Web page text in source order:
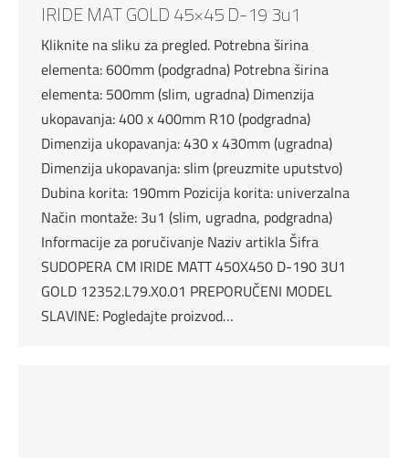
IRIDE MAT GOLD 45×45 D-19 3u1
Kliknite na sliku za pregled. Potrebna širina
elementa: 600mm (podgradna) Potrebna širina
elementa: 500mm (slim, ugradna) Dimenzija
ukopavanja: 400 x 400mm R10 (podgradna)
Dimenzija ukopavanja: 430 x 430mm (ugradna)
Dimenzija ukopavanja: slim (preuzmite uputstvo)
Dubina korita: 190mm Pozicija korita: univerzalna
Način montaže: 3u1 (slim, ugradna, podgradna)
Informacije za poručivanje Naziv artikla Šifra
SUDOPERA CM IRIDE MATT 450X450 D-190 3U1
GOLD 12352.L79.X0.01 PREPORUČENI MODEL
SLAVINE: Pogledajte proizvod…